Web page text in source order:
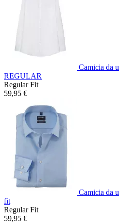
Camicia da
REGULAR
Regular Fit
59,95 €
Camicia da
fit
Regular Fit
59,95 €